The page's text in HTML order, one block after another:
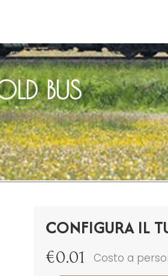
BUS
CONFIGURA IL
€0.01 Costo a